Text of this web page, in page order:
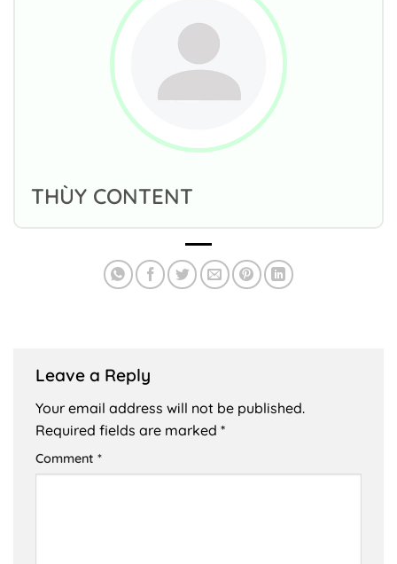
THÙY CONTENT
Leave a Reply
Your email address will not be published.
Required fields are marked *
Comment *